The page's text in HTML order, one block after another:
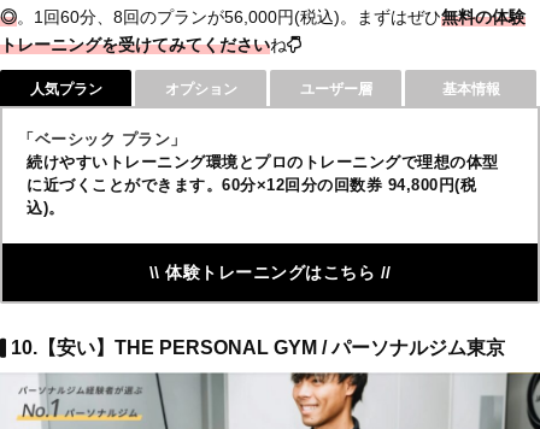
◎。1回60分、8回のプランが56,000円(税込)。まずはぜひ無料の体験
トレーニングを受けてみてくださいね
人気プラン オプション ユーザー層 基本情報
「ベーシック プラン」
続けやすいトレーニング環境とプロのトレーニングで理想の体型
に近づくことができます。60分×12回分の回数券 94,800円(税
込)。
\\ 体験トレーニングはこちら //
10.【安い】THE PERSONAL GYM / パーソナルジム東京